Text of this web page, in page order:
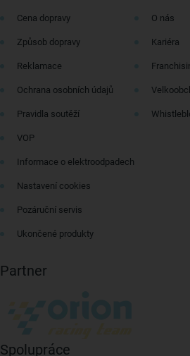
Cena dopravy
Způsob dopravy
Reklamace
Ochrana osobních údajů
Pravidla soutěží
VOP
Informace o elektroodpadech
Nastavení cookies
Pozáruční servis
Ukončené produkty
O nás
Kariéra
Partner
Spolupráce